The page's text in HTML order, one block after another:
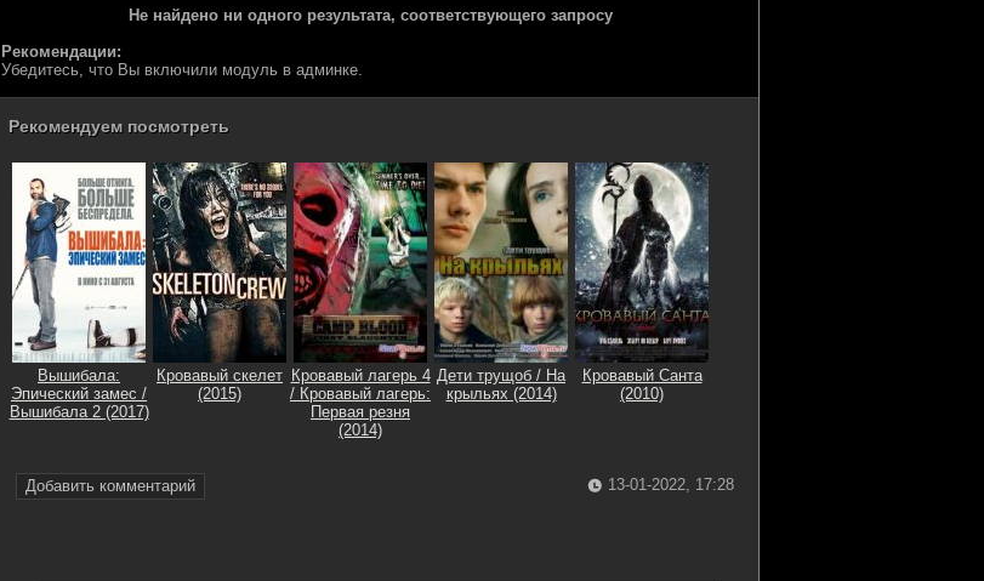
Не найдено ни одного результата, соответствующего запросу
Рекомендации:
Убедитесь, что Вы включили модуль в админке.
Рекомендуем посмотреть
Вышибала:
Эпический замес /
Вышибала 2 (2017)
Кровавый скелет
(2015)
Кровавый лагерь 4
/ Кровавый лагерь:
Первая резня
(2014)
Дети трущоб / На
крыльях (2014)
Кровавый Санта
(2010)
Добавить комментарий 13-01-2022, 17:28